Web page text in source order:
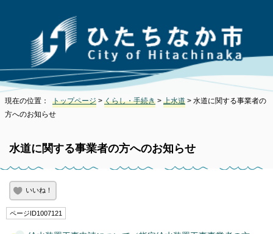
現在の位置： トップページ > くらし・手続き > 上水道 > 水道に関する事業者の
方へのお知らせ
水道に関する事業者の方へのお知らせ
いいね！
ページID1007121